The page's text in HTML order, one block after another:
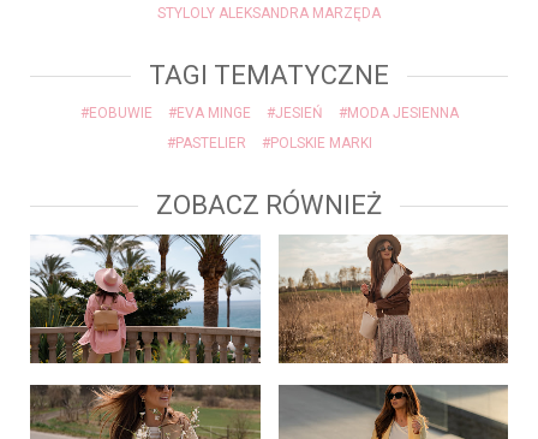
STYLOLY ALEKSANDRA MARZĘDA
TAGI TEMATYCZNE
#EOBUWIE #EVA MINGE #JESIEŃ
#MODA JESIENNA
#PASTELIER
#POLSKIE MARKI
ZOBACZ RÓWNIEŻ